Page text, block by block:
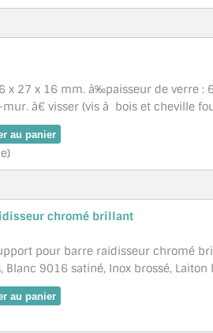
x 27 x 16 mm. à‰paisseur de verre
à€ visser (vis à bois et cheville
chromé brillant
pour barre raidisseur chromé
9016 satiné, Inox brossé, Laiton